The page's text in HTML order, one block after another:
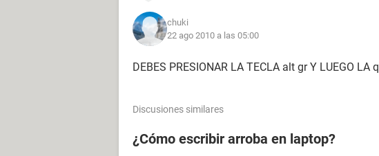
chuki
22 ago 2010 a las 05:00
DEBES PRESIONAR LA TECLA alt gr Y LUEGO LA q
Discusiones similares
¿Cómo escribir arroba en laptop?